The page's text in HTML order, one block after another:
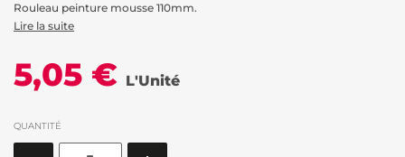
Rouleau peinture mousse 110mm.
Lire la suite
5,05 € L'Unité
QUANTITÉ